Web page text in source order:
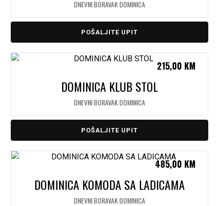
DNEVNI BORAVAK DOMINICA
POŠALJITE UPIT
DOMINICA KLUB STOL
DNEVNI BORAVAK DOMINICA
215,00 KM
POŠALJITE UPIT
DOMINICA KOMODA SA LADICAMA
DNEVNI BORAVAK DOMINICA
485,00 KM